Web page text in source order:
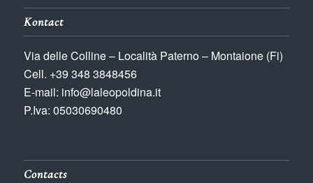
Kontact
Via delle Colline – Località Paterno – Montaione (Fi)
Cell. +39 348 3848456
E-mail: info@laleopoldina.it
P.Iva: 05030690480
Contacts